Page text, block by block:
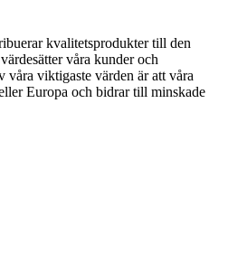
kvalitetsprodukter till den
våra kunder och
våra viktigaste värden är att våra
Europa och bidrar till minskade